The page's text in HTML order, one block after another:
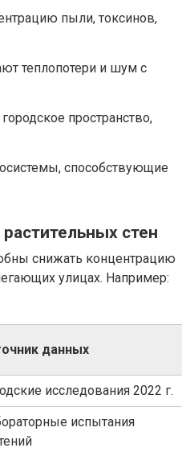
пыли, токсинов,
теплопотери и шум с
пространство,
способствующие
стен
снижать концентрацию
улицах. Например:
данных
исследования 2022 г.
испытания